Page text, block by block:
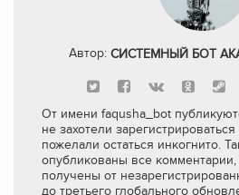
Автор: СИСТЕМНЫЙ БОТ
От имени faqusha_bot
не захотели
пожелали остаться инкогнито.
опубликованы все
получены от
до третьего глобального